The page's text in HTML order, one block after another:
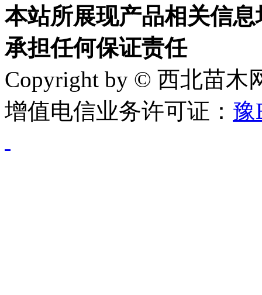
本站所展现产品相关信
承担任何保证责任
Copyright by © 西北苗木
增值电信业务许可证： 豫